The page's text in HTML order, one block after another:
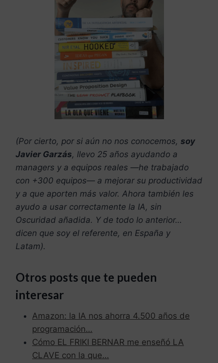
(Por cierto, por si aún no nos conocemos, soy
Javier Garzás, llevo 25 años ayudando a
managers y a equipos reales —he trabajado
con +300 equipos— a mejorar su productividad
y a que aporten más valor. Ahora también les
ayudo a usar correctamente la IA, sin
Oscuridad añadida. Y de todo lo anterior…
dicen que soy el referente, en España y
Latam).
Otros posts que te pueden
interesar
Amazon: la IA nos ahorra 4.500 años de
programación…
Cómo EL FRIKI BERNAR me enseñó LA
CLAVE con la que…